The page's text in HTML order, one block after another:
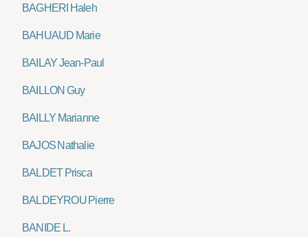
BAGHERI Haleh
BAHUAUD Marie
BAILAY Jean-Paul
BAILLON Guy
BAILLY Marianne
BAJOS Nathalie
BALDET Prisca
BALDEYROU Pierre
BANIDE L.